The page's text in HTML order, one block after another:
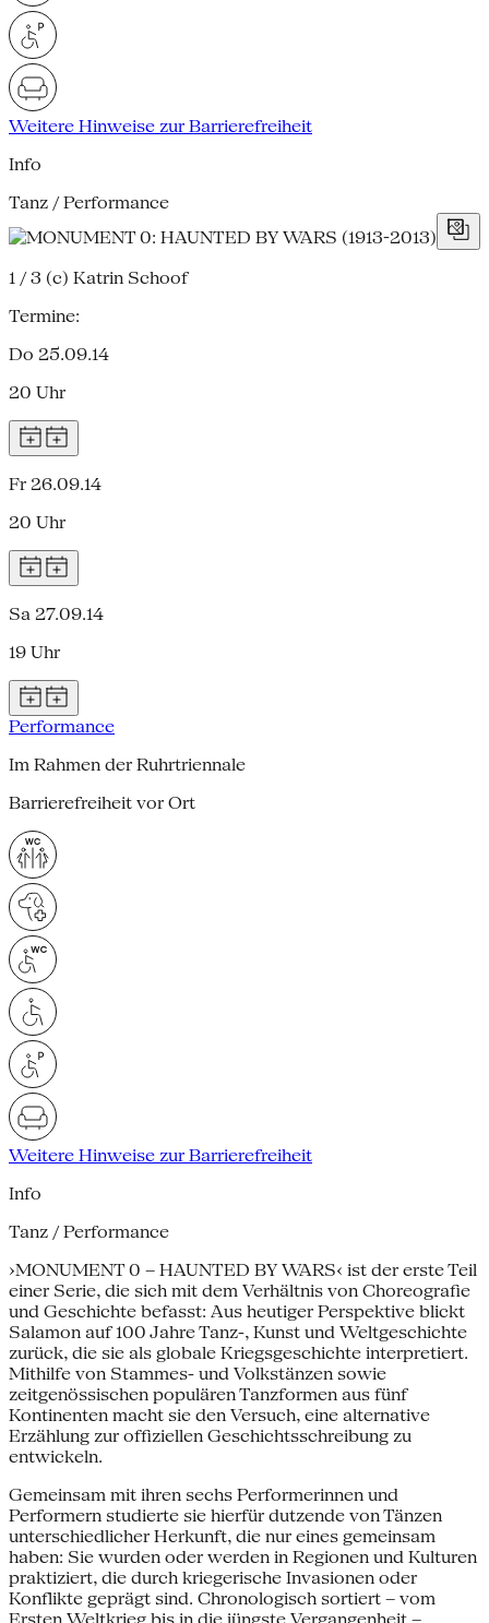
Weitere Hinweise zur Barrierefreiheit
Info
Tanz / Performance
1 / 3 (c) Katrin Schoof
Termine:
Do 25.09.14
20 Uhr
Fr 26.09.14
20 Uhr
Sa 27.09.14
19 Uhr
Performance
Im Rahmen der Ruhrtriennale
Barrierefreiheit vor Ort
Weitere Hinweise zur Barrierefreiheit
Info
Tanz / Performance
›MONUMENT 0 – HAUNTED BY WARS‹ ist der erste Teil
einer Serie, die sich mit dem Verhältnis von Choreografie
und Geschichte befasst: Aus heutiger Perspektive blickt
Salamon auf 100 Jahre Tanz-, Kunst und Weltgeschichte
zurück, die sie als globale Kriegsgeschichte interpretiert.
Mithilfe von Stammes- und Volkstänzen sowie
zeitgenössischen populären Tanzformen aus fünf
Kontinenten macht sie den Versuch, eine alternative
Erzählung zur offiziellen Geschichtsschreibung zu
entwickeln.
Gemeinsam mit ihren sechs Performerinnen und
Performern studierte sie hierfür dutzende von Tänzen
unterschiedlicher Herkunft, die nur eines gemeinsam
haben: Sie wurden oder werden in Regionen und Kulturen
praktiziert, die durch kriegerische Invasionen oder
Konflikte geprägt sind. Chronologisch sortiert – vom